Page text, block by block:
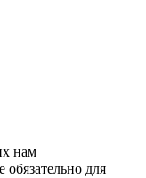
нам
обязательно для